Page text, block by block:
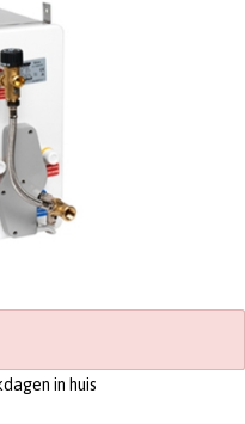
in huis